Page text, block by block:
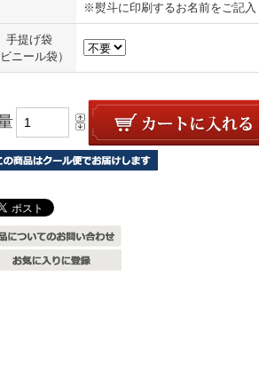
※熨斗に印刷するお名前をご記入
手提げ袋
ニール袋）